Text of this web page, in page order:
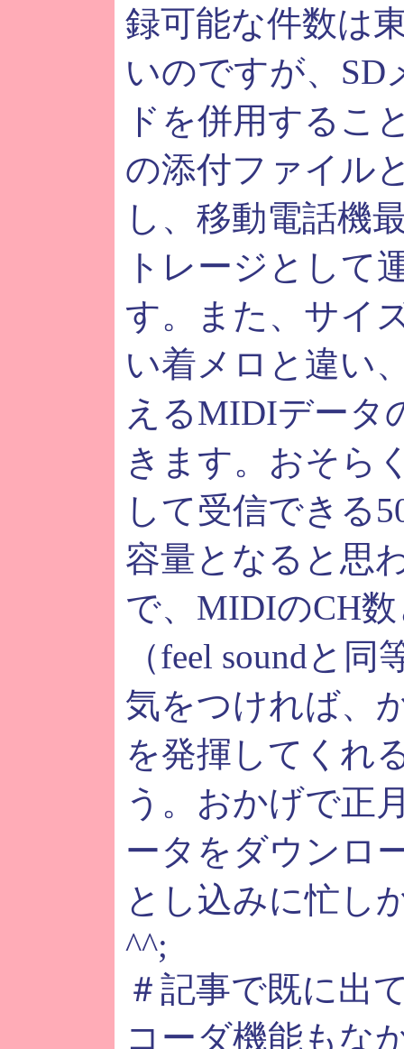
録可能な件数は
いのですが、SD
ドを併用するこ
の添付ファイル
し、移動電話機
トレージとして
す。また、サイ
い着メロと違い
えるMIDIデータ
きます。おそら
して受信できる
容量となると思
で、MIDIのCH
（feel soundと
気をつければ、
を発揮してくれ
う。おかげで正
ータをダウンロ
とし込みに忙し
^^;
＃記事で既に出
コーダ機能もな